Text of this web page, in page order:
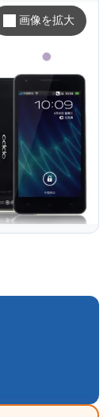
画像を拡大